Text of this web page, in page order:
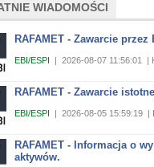
WIADOMOŚCI
RAFAMET - Zawarcie
EBI/ESPI 2026-08-07 11:56:01 |
RAFAMET - Zawarcie
EBI/ESPI 2026-08-05 15:59:19 |
RAFAMET - Informacja o
aktywów.